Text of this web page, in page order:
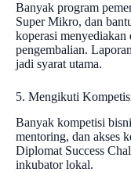
Banyak program
Super Mikro, dan
koperasi menyediakan
pengembalian.
jadi syarat utama.
5. Mengikuti
Banyak kompetisi
mentoring, dan akses
Diplomat Success
inkubator lokal.